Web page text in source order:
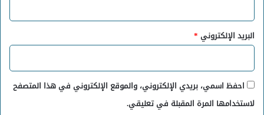
البريد الإلكتروني *
احفظ اسمي، بريدي الإلكتروني، والموقع الإلكتروني في هذا المتصفح
لاستخدامها المرة المقبلة في تعليقي.